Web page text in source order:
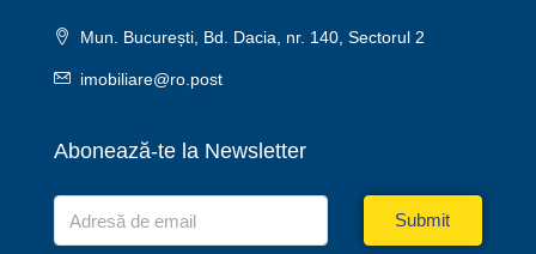
Mun. București, Bd. Dacia, nr. 140, Sectorul 2
imobiliare@ro.post
Abonează-te la Newsletter
Submit